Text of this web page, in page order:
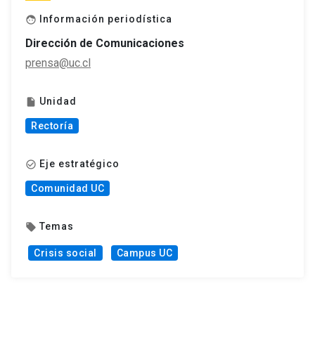
face Información periodística
Dirección de Comunicaciones
prensa@uc.cl
insert_drive_file Unidad
Rectoría
check_circle_outline Eje estratégico
Comunidad UC
local_offer Temas
Crisis social Campus UC